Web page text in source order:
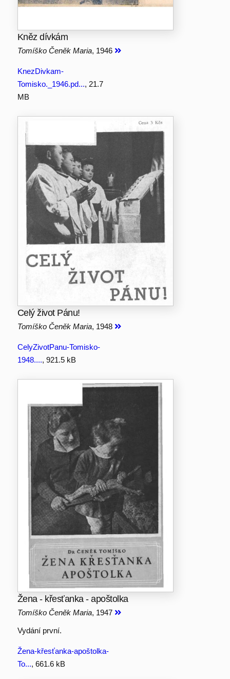
Kněz dívkám
Tomíško Čeněk Maria, 1946
KnezDivkam-
Tomisko._1946.pd..., 21.7
MB
Celý život Pánu!
Tomíško Čeněk Maria, 1948
CelyZivotPanu-Tomisko-
1948...., 921.5 kB
Žena - křesťanka - apoštolka
Tomíško Čeněk Maria, 1947
Vydání první.
Žena-křesťanka-apoštolka-
To..., 661.6 kB